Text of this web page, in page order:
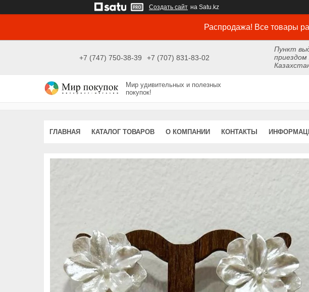
Создать сайт на Satu.kz
Распродажа! Все товары
+7 (747) 750-38-39 +7 (707) 831-83-02
Пункт
приездом
Мир удивительных и полезных
покупок!
ГЛАВНАЯ КАТАЛОГ ТОВАРОВ О КОМПАНИИ КОНТАКТЫ